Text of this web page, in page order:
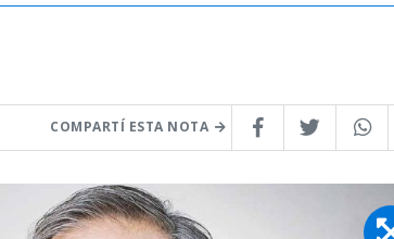
COMPARTÍ ESTA NOTA